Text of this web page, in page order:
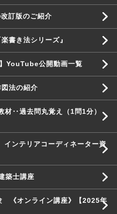
訂版のご紹介
き法シリーズ』
YouTube公開動画一覧
法の紹介
‥過去問丸覚え（1問1分）
ンテリアコーディネーター資
築士講座
《オンライン講座》【2025年